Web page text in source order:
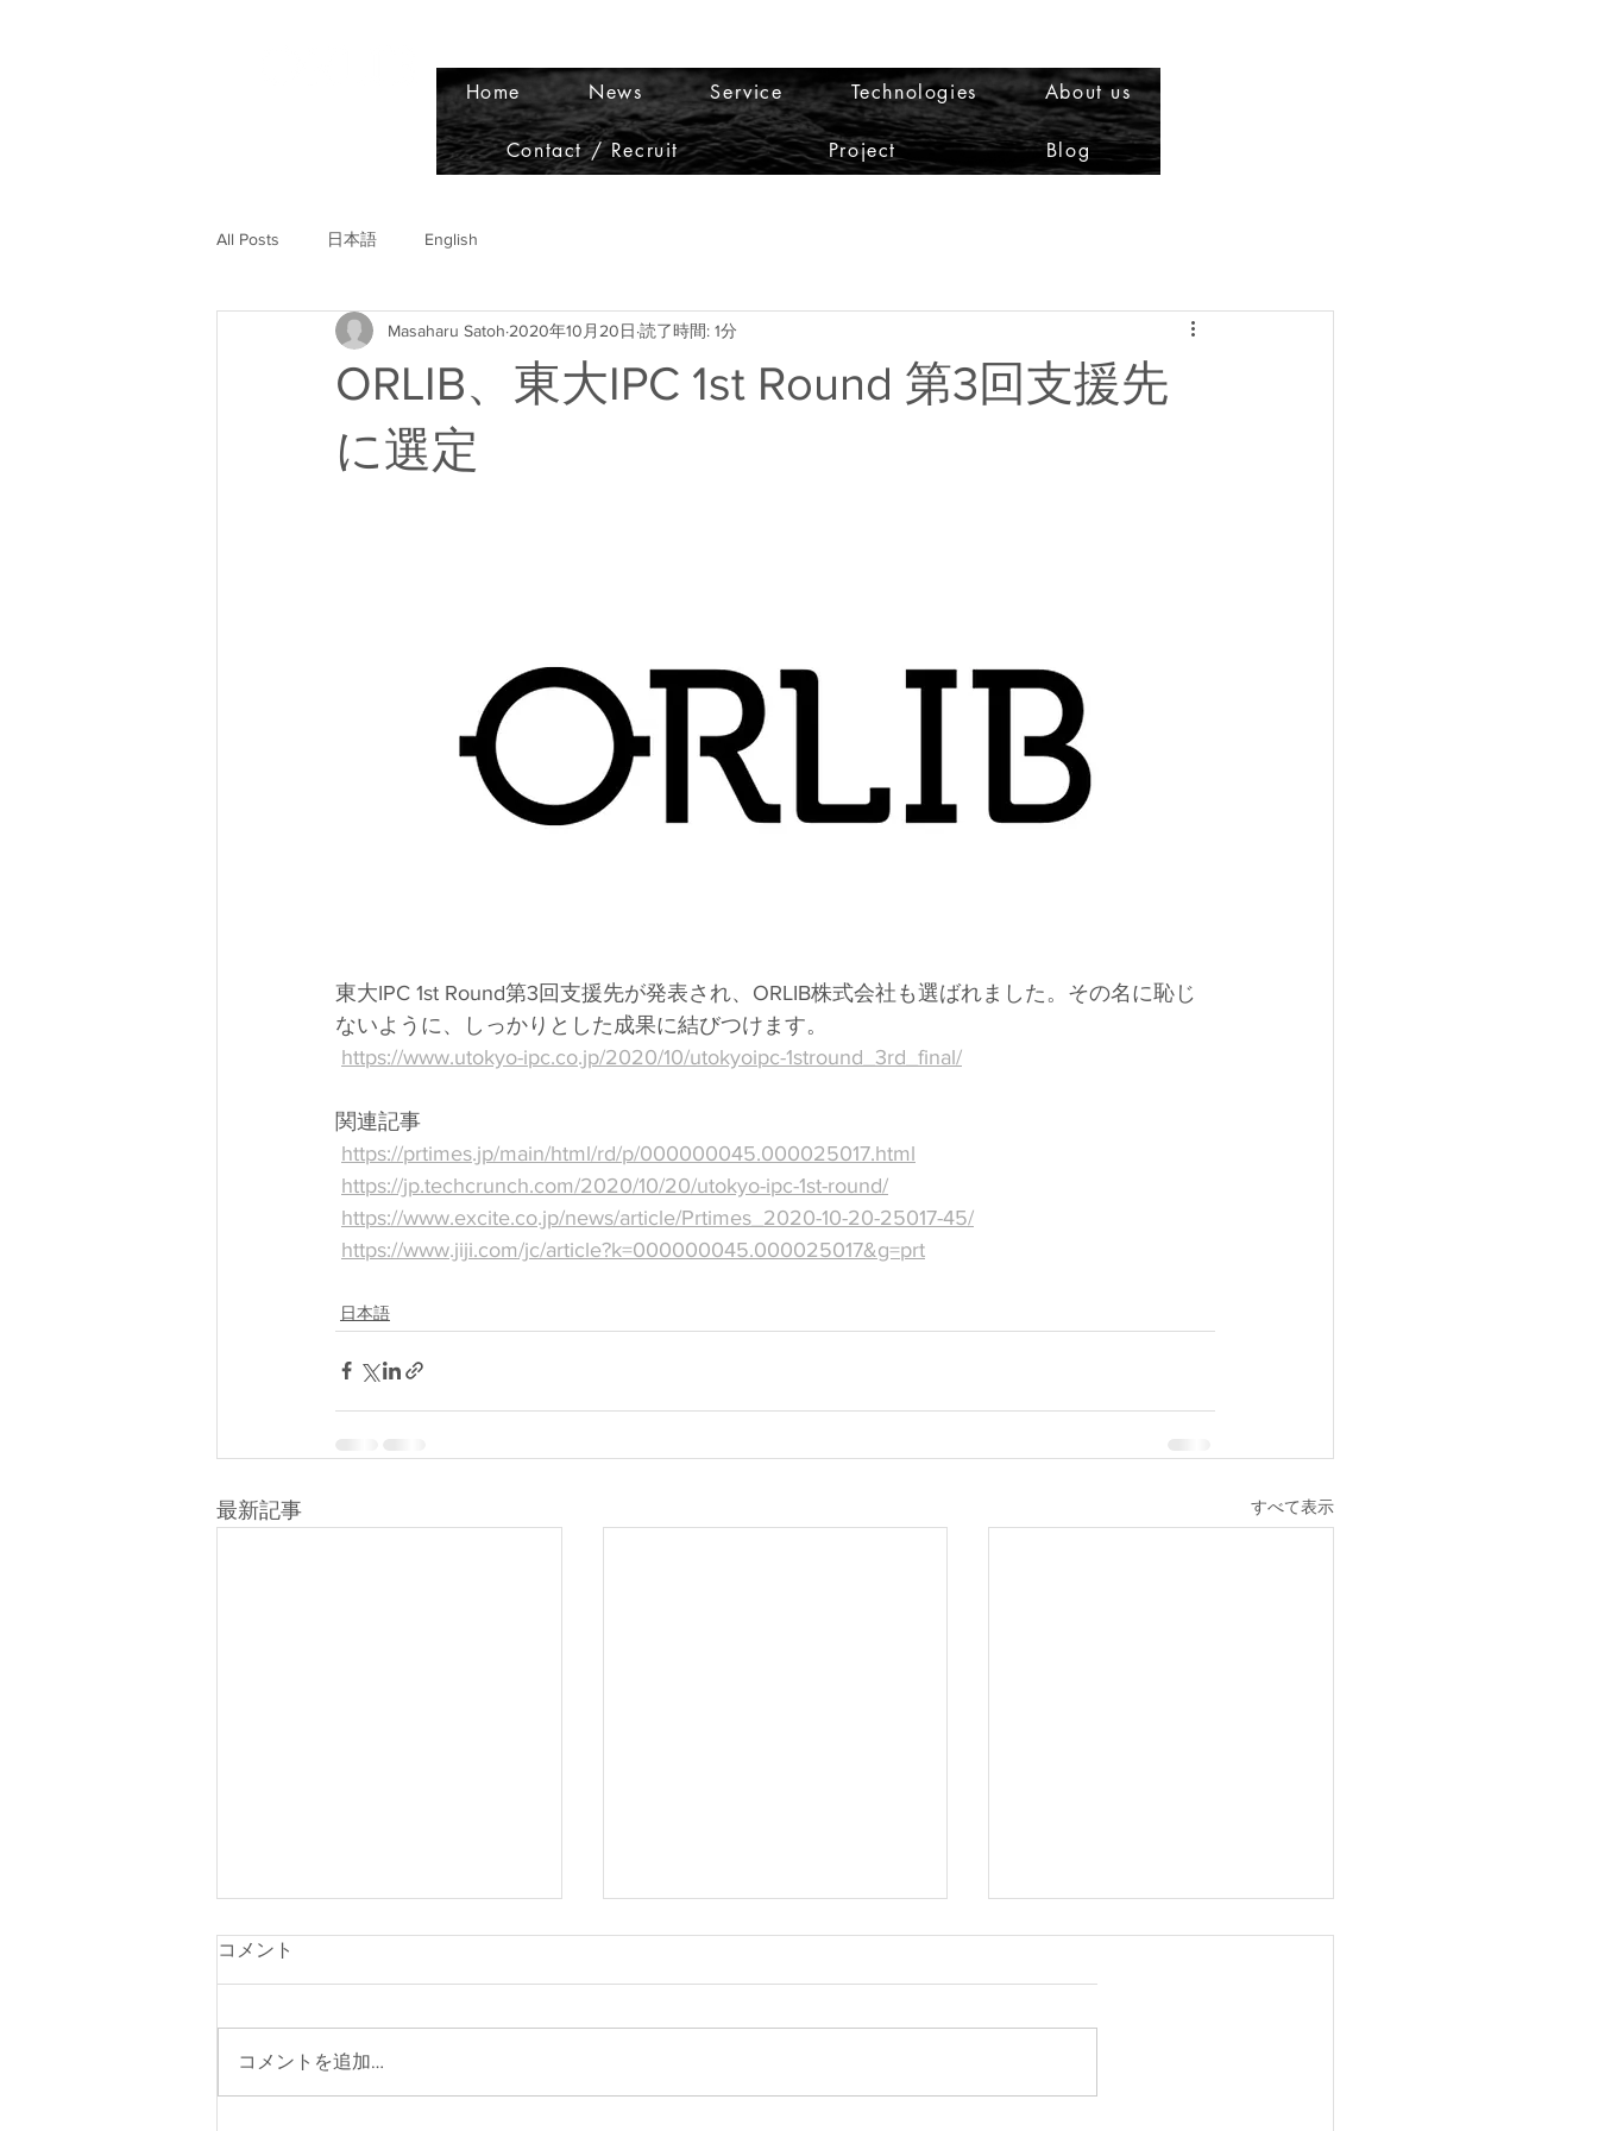
Home News Service Technologies About us
Contact / Recruit Project Blog
All Posts 日本語 English
ORLIB、東大IPC 1st Round 第3回支援先
に選定
Masaharu Satoh 2020年10月20日 読了時間: 1分
東大IPC 1st Round第3回支援先が発表され、ORLIB株式会社も選ばれました。その名に恥じ
ないように、しっかりとした成果に結びつけます。
https://www.utokyo-ipc.co.jp/2020/10/utokyoipc-1stround_3rd_final/
関連記事
https://prtimes.jp/main/html/rd/p/000000045.000025017.html
https://jp.techcrunch.com/2020/10/20/utokyo-ipc-1st-round/
https://www.excite.co.jp/news/article/Prtimes_2020-10-20-25017-45/
https://www.jiji.com/jc/article?k=000000045.000025017&g=prt
日本語
最新記事 すべて表示
コメント
コメントを追加…